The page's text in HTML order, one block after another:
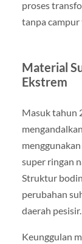
proses
tanpa campur
Material
Ekstrem
Masuk tahun
super ringan
Struktur
perubahan
daerah pesisir.
Keunggulan